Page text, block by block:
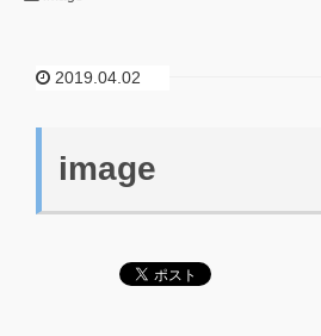
2019.04.02
image